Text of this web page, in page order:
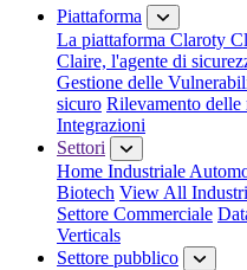
Piattaforma
La piattaforma Claroty
Claire, l'agente di
Gestione delle
sicuro Rilevamento delle
Integrazioni
Settori
Home Industriale
Biotech View All
Settore Commerciale
Verticals
Settore pubblico